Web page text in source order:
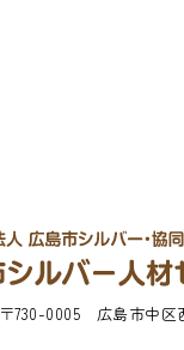
〒730-0005 広島市中区